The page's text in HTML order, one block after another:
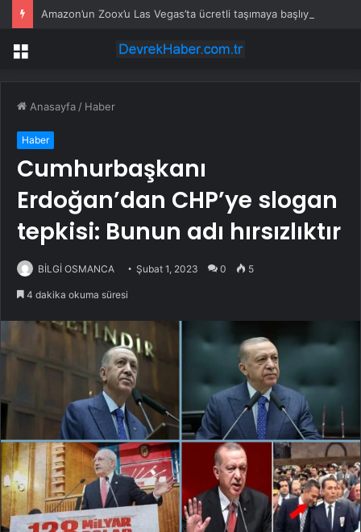
Amazon’un Zoox’u Las Vegas’ta ücretli taşımaya başlıyor
Menü
Anasayfa / Haber
Haber
Cumhurbaşkanı
Erdoğan’dan CHP’ye slogan
tepkisi: Bunun adı hırsızlıktır
BİLGİ OSMANCA Şubat 1, 2023 0 5
4 dakika okuma süresi